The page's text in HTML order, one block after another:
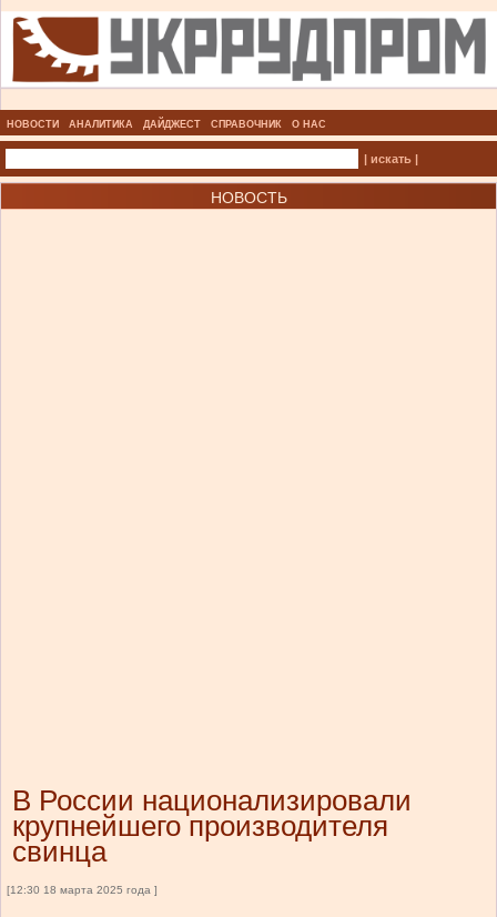
НОВОСТИ АНАЛИТИКА ДАЙДЖЕСТ СПРАВОЧНИК О НАС
| искать |
НОВОСТЬ
В России национализировали
крупнейшего производителя
свинца
[12:30 18 марта 2025 года ]